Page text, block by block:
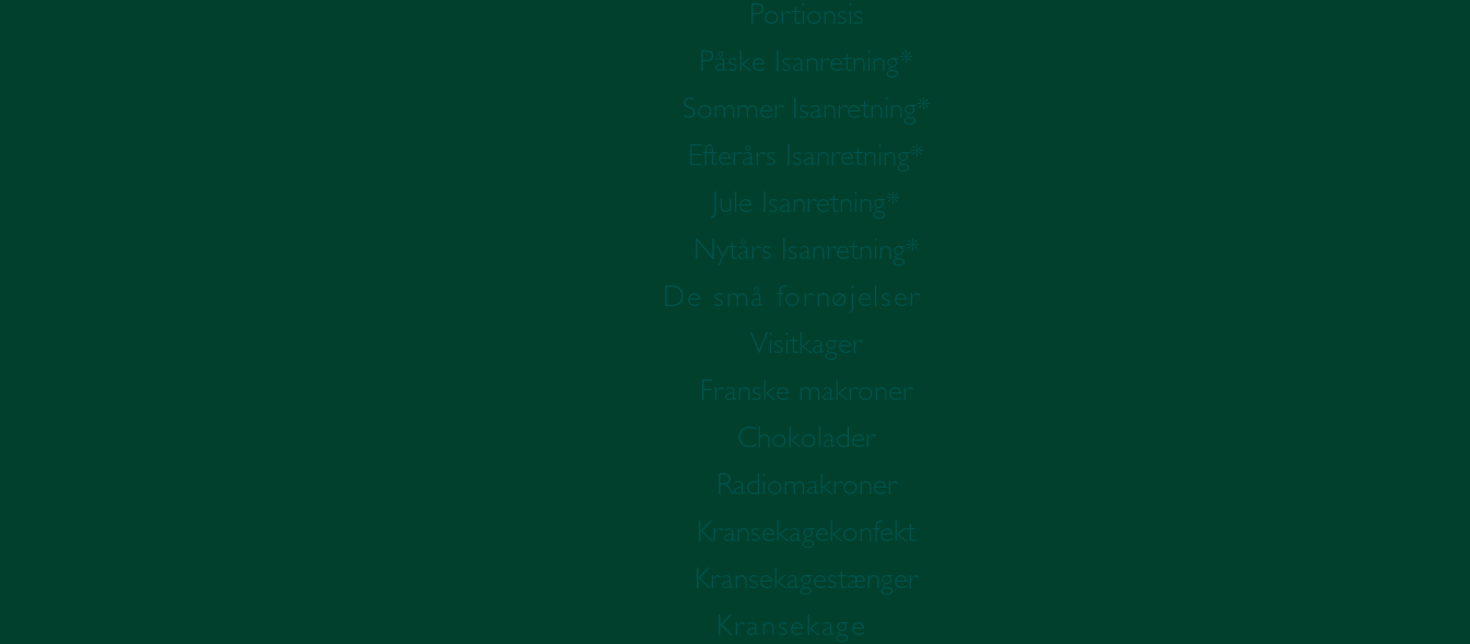
Portionsis
Påske Isanretning*
Sommer Isanretning*
Efterårs Isanretning*
Jule Isanretning*
Nytårs Isanretning*
De små fornøjelser
Visitkager
Franske makroner
Chokolader
Radiomakroner
Kransekagekonfekt
Kransekagestænger
Kransekage